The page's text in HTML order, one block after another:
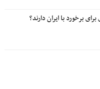
برخورد با ایران دارند؟